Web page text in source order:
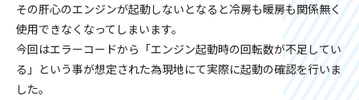
その肝心のエンジンが起動しないとなると冷房も暖房も関係無く
使用できなくなってしまいます。
今回はエラーコードから「エンジン起動時の回転数が不足してい
る」という事が想定された為現地にて実際に起動の確認を行いま
した。